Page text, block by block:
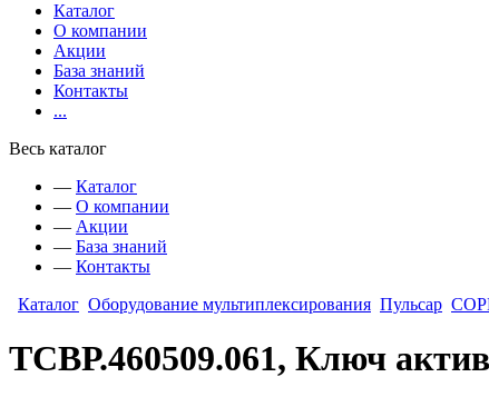
Каталог
О компании
Акции
База знаний
Контакты
...
Весь каталог
— Каталог
— О компании
— Акции
— База знаний
— Контакты
Каталог Оборудование мультиплексирования Пульсар
ТСВР.460509.061, Ключ